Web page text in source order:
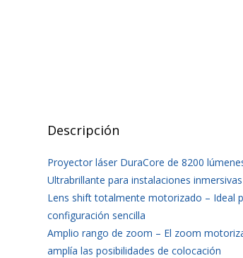
Descripción
Proyector láser DuraCore de 8200
Ultrabrillante para instalaciones inmersivas
Lens shift totalmente motorizado – Ideal
configuración sencilla
Amplio rango de zoom – El zoom
amplía las posibilidades de colocación